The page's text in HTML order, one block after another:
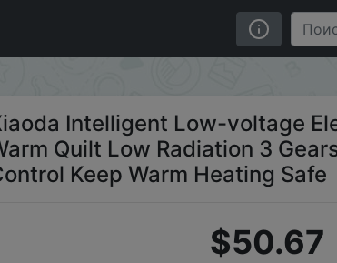
Warm Quilt Low Radiation 3 Gears
Intelligent Low-voltage
Quilt Low Radiation 3
Keep Warm Heating Safe
$50.67